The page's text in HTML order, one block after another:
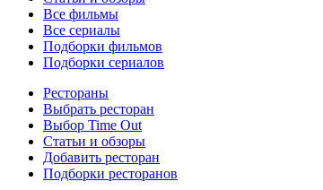
Все фильмы
Все сериалы
Подборки фильмов
Подборки сериалов
Рестораны
Выбрать ресторан
Выбор Time Out
Статьи и обзоры
Добавить ресторан
Подборки ресторанов